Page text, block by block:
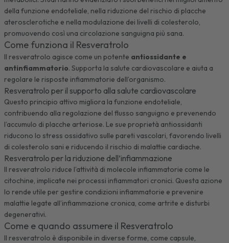
della funzione endoteliale, nella riduzione del rischio di placche
aterosclerotiche e nella modulazione dei livelli di colesterolo,
promuovendo così una circolazione sanguigna più sana.
Come funziona il Resveratrolo
Il resveratrolo agisce come un potente antiossidante e
antinfiammatorio. Supporta la salute cardiovascolare e aiuta a
regolare le risposte infiammatorie dell’organismo.
Resveratrolo per il supporto alla salute cardiovascolare
Questo principio attivo migliora la funzione endoteliale,
contribuendo alla regolazione del flusso sanguigno e prevenendo
l’accumulo di placche arteriose. Le sue proprietà antiossidanti
riducono lo stress ossidativo sulle pareti vascolari, favorendo livelli
di colesterolo sani e riducendo il rischio di malattie cardiache.
Resveratrolo per la riduzione dell’infiammazione
Il resveratrolo riduce l’attività di molecole infiammatorie come le
citochine, implicate nei processi infiammatori cronici. Questa azione
lo rende utile per gestire condizioni infiammatorie e prevenire
malattie legate all’infiammazione cronica, come artrite e disturbi
degenerativi.
Come e quando assumere il Resveratrolo
Il resveratrolo è disponibile in diverse forme, come capsule,